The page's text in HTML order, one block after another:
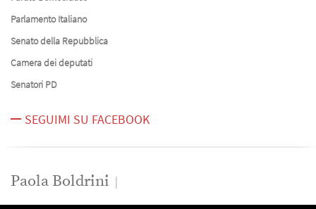
Parlamento Italiano
Senato della Repubblica
Camera dei deputati
Senatori PD
SEGUIMI SU FACEBOOK
Paola Boldrini